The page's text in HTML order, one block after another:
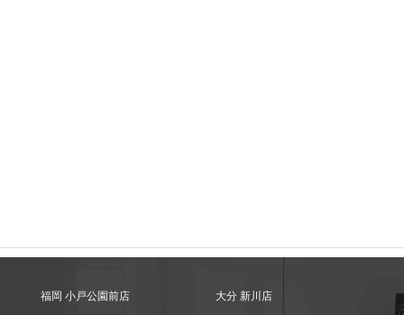
福岡 小戸公園前店 大分 新川店